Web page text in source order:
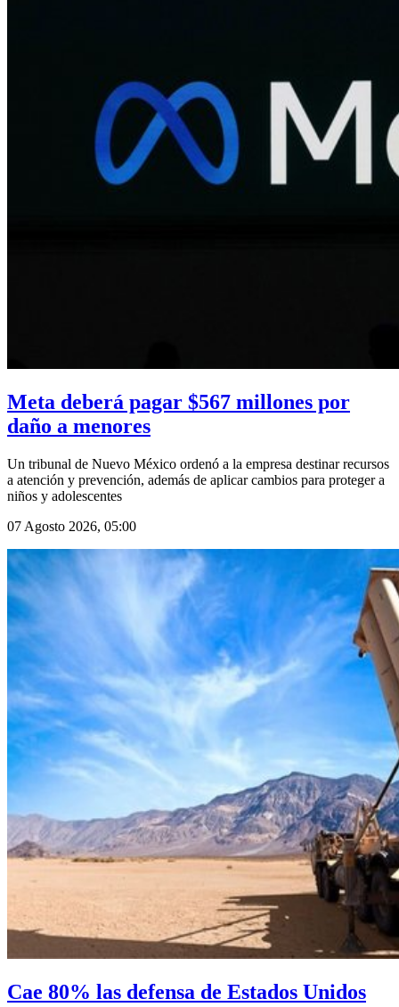
Meta deberá pagar $567 millones por
daño a menores
Un tribunal de Nuevo México ordenó a la empresa destinar recursos
a atención y prevención, además de aplicar cambios para proteger a
niños y adolescentes
07 Agosto 2026, 05:00
Cae 80% las defensa de Estados Unidos